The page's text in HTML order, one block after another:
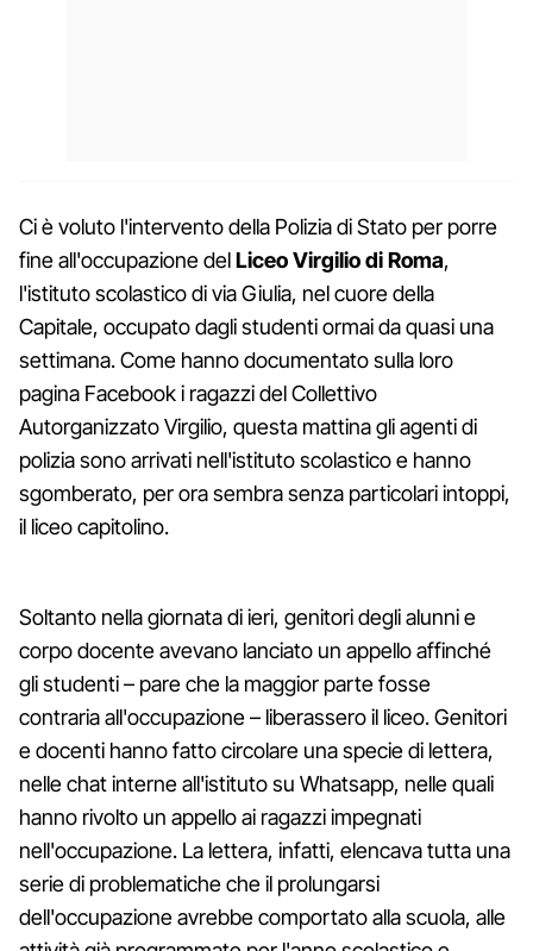
Ci è voluto l'intervento della Polizia di Stato per porre
fine all'occupazione delLiceo Virgilio di Roma,
l'istituto scolastico di via Giulia, nel cuore della
Capitale, occupato dagli studenti ormai da quasi una
settimana. Come hanno documentato sulla loro
pagina Facebook i ragazzi del Collettivo
Autorganizzato Virgilio, questa mattina gli agenti di
polizia sono arrivati nell'istituto scolastico e hanno
sgomberato, per ora sembra senza particolari intoppi,
il liceo capitolino.
Soltanto nella giornata di ieri, genitori degli alunni e
corpo docente avevano lanciato un appello affinché
gli studenti – pare che la maggior parte fosse
contraria all'occupazione – liberassero il liceo. Genitori
e docenti hanno fatto circolare una specie di lettera,
nelle chat interne all'istituto su Whatsapp, nelle quali
hanno rivolto un appello ai ragazzi impegnati
nell'occupazione. La lettera, infatti, elencava tutta una
serie di problematiche che il prolungarsi
dell'occupazione avrebbe comportato alla scuola, alle